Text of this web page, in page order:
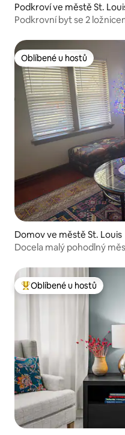
Podkroví ve městě St.
Podkrovní byt se 2
Oblíbené u hostů
Oblíbené u hostů
Domov ve městě St. Louis
Docela malý pohodlný
Nejlepší v kategorii
Oblíbené u hostů